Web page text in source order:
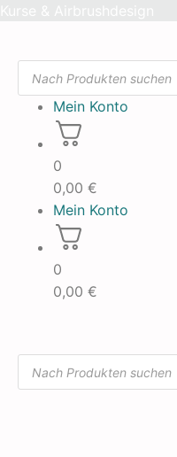
Products
search
Mein Konto
0
0,00 €
Mein Konto
0
0,00 €
Products
search